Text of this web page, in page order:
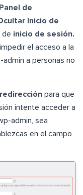
Panel de
Inicio de
de inicio de sesión.
el acceso a la
a personas no
redirección para que
intente acceder a
admin, sea
en el campo